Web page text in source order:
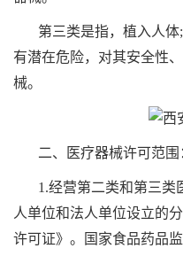
第三类是指，植入人
有潜在危险，对其安全性
械。
二、医疗器械许可范围
1.经营第二类和第三类
人单位和法人单位设立的
许可证》。国家食品药品